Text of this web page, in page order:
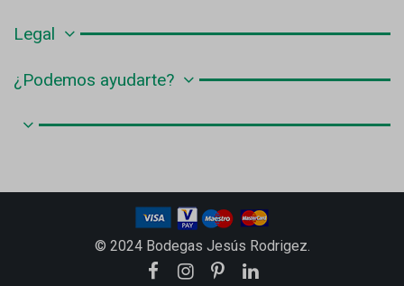
Legal
¿Podemos ayudarte?
© 2024 Bodegas Jesús Rodrigez.